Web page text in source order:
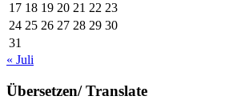
17 18 19 20 21 22 23
24 25 26 27 28 29 30
31
« Juli
Übersetzen/ Translate